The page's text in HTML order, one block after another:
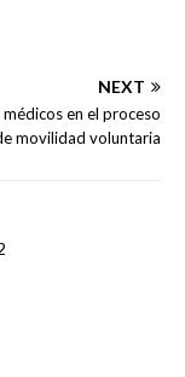
NEXT
en el proceso
movilidad voluntaria